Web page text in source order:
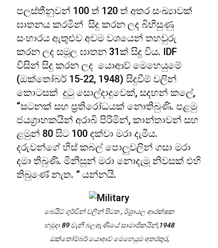
පලස්තීනුවන් 100 ත් 120 ත් අතර සංඛ්‍යාවක්
ඝාතනය කරමින් සිදු කරන ලද බිහිසුණු
සංහාරය ඇතුළුව අවම වශයෙන් තහවුරු
කරන ලද සමූල ඝාතන 31ක් සිදු විය. IDF
විසින් සිදු කරන ලද යොආව් මෙහෙයුමේ
(ඔක්තෝබර් 15-22, 1948) සිදුවීම් වලින්
කොටසක් දුටු සොල්දාදුවෙක්, සදහන් කලේ,
“සටනක් සහ ප්‍රතිරෝධයක් නොතිබුණි. පළමු
ජයග්‍රාහකයින් අරාබි පිරිමින්, කාන්තාවන් සහ
ළමුන් 80 සිට 100 දක්වා මරා දැමීය.
දරුවන්ගේ හිස් කබල් පොලුවලින් ගසා මරා
දමා තිබුණි. මිනිසුන් මරා නොදැමූ නිවසක් එහි
තිබුණේ නැත. ” යන්නයි.
බෙයිට් ගුර්වින් වලින් පිටත , ඊශ්‍රායල ආරක්ෂක
හමුදා 89 වැනි බලඇණියේ සාමාජිකයින්,1948
ඔක්තෝම්බර් යොආව් මෙහෙයුම අතරතුර,